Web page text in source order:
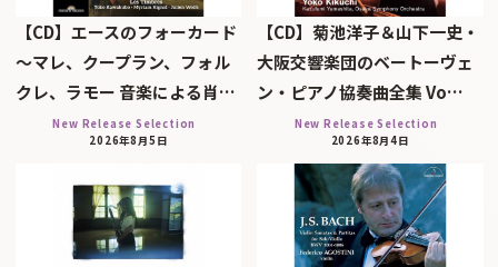
【CD】エースのフォーカード
～マレ、クープラン、フォル
クレ、ラモー 音楽による肖…
New Release Selection
2026年8月5日
【CD】菊池洋子＆山下一史・
大阪交響楽団のベートーヴェ
ン・ピアノ協奏曲全集 Vo…
New Release Selection
2026年8月4日